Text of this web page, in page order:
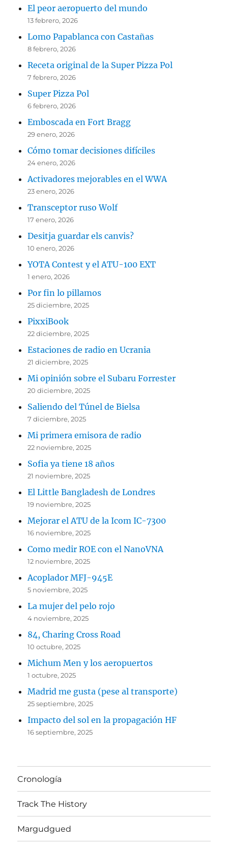
El peor aeropuerto del mundo
13 febrero, 2026
Lomo Papablanca con Castañas
8 febrero, 2026
Receta original de la Super Pizza Pol
7 febrero, 2026
Super Pizza Pol
6 febrero, 2026
Emboscada en Fort Bragg
29 enero, 2026
Cómo tomar decisiones difíciles
24 enero, 2026
Activadores mejorables en el WWA
23 enero, 2026
Transceptor ruso Wolf
17 enero, 2026
Desitja guardar els canvis?
10 enero, 2026
YOTA Contest y el ATU-100 EXT
1 enero, 2026
Por fin lo pillamos
25 diciembre, 2025
PixxiBook
22 diciembre, 2025
Estaciones de radio en Ucrania
21 diciembre, 2025
Mi opinión sobre el Subaru Forrester
20 diciembre, 2025
Saliendo del Túnel de Bielsa
7 diciembre, 2025
Mi primera emisora de radio
22 noviembre, 2025
Sofia ya tiene 18 años
21 noviembre, 2025
El Little Bangladesh de Londres
19 noviembre, 2025
Mejorar el ATU de la Icom IC-7300
16 noviembre, 2025
Como medir ROE con el NanoVNA
12 noviembre, 2025
Acoplador MFJ-945E
5 noviembre, 2025
La mujer del pelo rojo
4 noviembre, 2025
84, Charing Cross Road
10 octubre, 2025
Michum Men y los aeropuertos
1 octubre, 2025
Madrid me gusta (pese al transporte)
25 septiembre, 2025
Impacto del sol en la propagación HF
16 septiembre, 2025
Cronología
Track The History
Margudgued